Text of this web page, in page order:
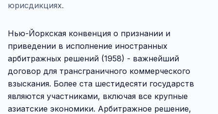
юрисдикциях.
Нью-Йоркская конвенция о признании и
приведении в исполнение иностранных
арбитражных решений (1958) - важнейший
договор для трансграничного коммерческого
взыскания. Более ста шестидесяти государств
являются участниками, включая все крупные
азиатские экономики. Арбитражное решение,